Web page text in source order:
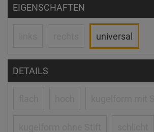
EIGENSCHAFTEN
universal
DETAILS